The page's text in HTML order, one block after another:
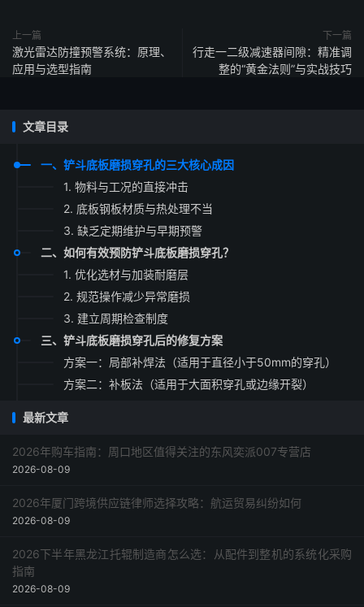
上一篇
激光雷达防撞预警系统：原理、
应用与选型指南
下一篇
行走一二级减速器间隙：精准调
整的“黄金法则”与实战技巧
文章目录
一、铲斗底板磨损穿孔的三大核心成因
1. 物料与工况的直接冲击
2. 底板钢板材质与热处理不当
3. 缺乏定期维护与早期预警
二、如何有效预防铲斗底板磨损穿孔？
1. 优化选材与加装耐磨层
2. 规范操作减少异常磨损
3. 建立周期检查制度
三、铲斗底板磨损穿孔后的修复方案
方案一：局部补焊法（适用于直径小于50mm的穿孔）
方案二：补板法（适用于大面积穿孔或边缘开裂）
四、常见问题解答（QA）
五、总结与行动建议
最新文章
2026年购车指南：周口地区值得关注的东风奕派007专营店
2026-08-09
2026年厦门跨境供应链律师选择攻略：航运贸易纠纷如何
2026-08-09
2026下半年黑龙江托辊制造商怎么选：从配件到整机的系统化采购
指南
2026-08-09